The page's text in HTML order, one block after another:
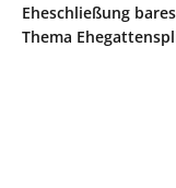
Eheschließung
Thema